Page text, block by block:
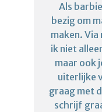
Als
bezig om
maken.
ik niet
maar ook
uiterlijke
graag met
schrijf